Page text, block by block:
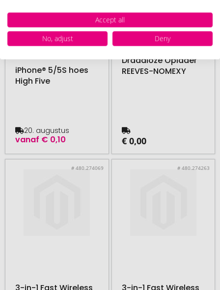
iPhone® 5/5S hoes
High Five
vanaf € 0,10
20. augustus
Draadloze Oplader
REEVES-NOMEXY
€ 0,00
# 480.274069
3-in-1 Fast Wireless
# 480.274263
3-in-1 Fast Wireless
Accept all
No, adjust
Deny